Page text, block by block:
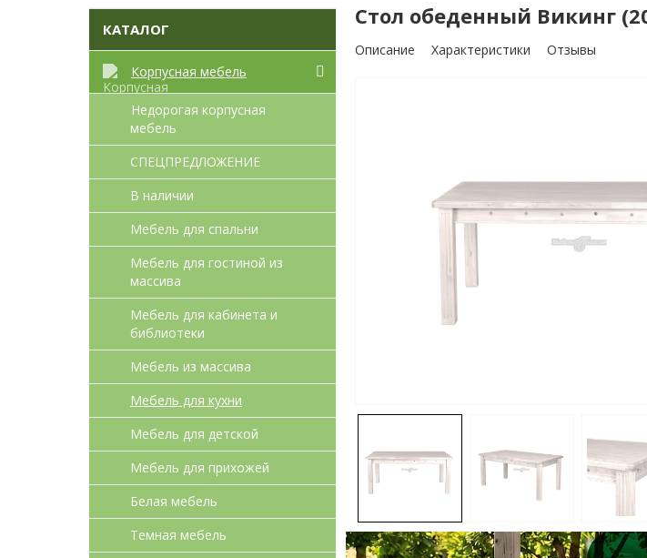
КАТАЛОГ
Корпусная мебель
Недорогая корпусная
мебель
СПЕЦПРЕДЛОЖЕНИЕ
В наличии
Мебель для спальни
Мебель для гостиной из
массива
Мебель для кабинета и
библиотеки
Мебель из массива
Мебель для кухни
Мебель для детcкой
Мебель для прихожей
Белая мебель
Темная мебель
Стол обеденный Викинг
Описание Характеристики Отзывы